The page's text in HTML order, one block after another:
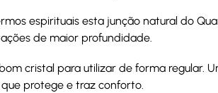
espirituais esta junção natural do
de maior profundidade.
cristal para utilizar de forma regular.
protege e traz conforto.